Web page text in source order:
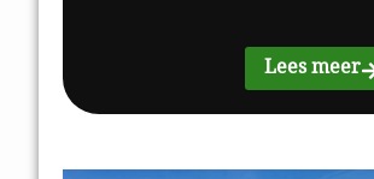
Lees meer